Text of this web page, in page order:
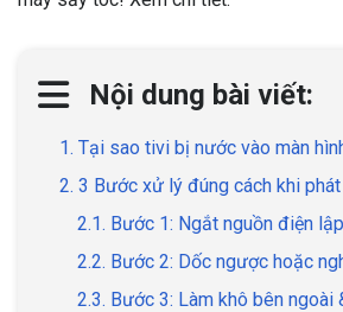
Nội dung bài viết:
1. Tại sao tivi bị nước vào màn
2. 3 Bước xử lý đúng cách khi
2.1. Bước 1: Ngắt nguồn điện
2.2. Bước 2: Dốc ngược hoặc
2.3. Bước 3: Làm khô bên ngoài